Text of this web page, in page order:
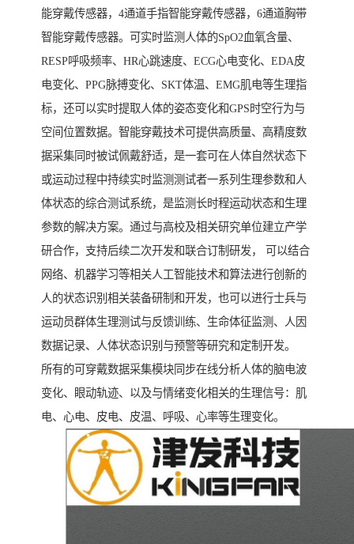
能穿戴传感器，4通道手指智能穿戴传感器，6通道胸带
智能穿戴传感器。可实时监测人体的SpO2血氧含量、
RESP呼吸频率、HR心跳速度、ECG心电变化、EDA皮
电变化、PPG脉搏变化、SKT体温、EMG肌电等生理指
标，还可以实时提取人体的姿态变化和GPS时空行为与
空间位置数据。智能穿戴技术可提供高质量、高精度数
据采集同时被试佩戴舒适，是一套可在人体自然状态下
或运动过程中持续实时监测测试者一系列生理参数和人
体状态的综合测试系统，是监测长时程运动状态和生理
参数的解决方案。通过与高校及相关研究单位建立产学
研合作，支持后续二次开发和联合订制研发， 可以结合
网络、机器学习等相关人工智能技术和算法进行创新的
人的状态识别相关装备研制和开发，也可以进行士兵与
运动员群体生理测试与反馈训练、生命体征监测、人因
数据记录、人体状态识别与预警等研究和定制开发。
所有的可穿戴数据采集模块同步在线分析人体的脑电波
变化、眼动轨迹、以及与情绪变化相关的生理信号：肌
电、心电、皮电、皮温、呼吸、心率等生理变化。